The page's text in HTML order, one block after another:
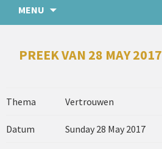
MENU
PREEK VAN 28 MAY 2017
Thema Vertrouwen
Datum Sunday 28 May 2017